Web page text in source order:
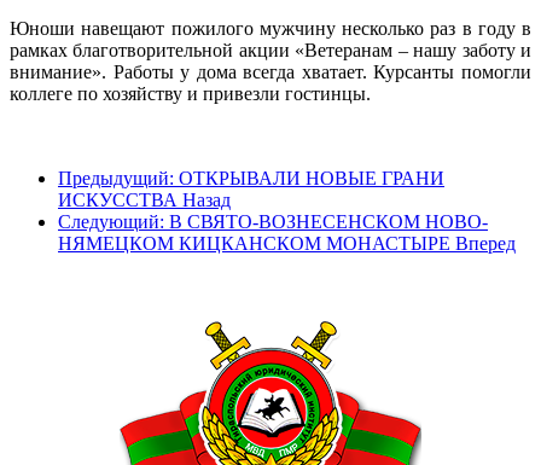
Юноши навещают пожилого мужчину несколько раз в году в
рамках благотворительной акции «Ветеранам – нашу заботу и
внимание». Работы у дома всегда хватает. Курсанты помогли
коллеге по хозяйству и привезли гостинцы.
Предыдущий: ОТКРЫВАЛИ НОВЫЕ ГРАНИ
ИСКУССТВА Назад
Следующий: В СВЯТО-ВОЗНЕСЕНСКОМ НОВО-
НЯМЕЦКОМ КИЦКАНСКОМ МОНАСТЫРЕ Вперед